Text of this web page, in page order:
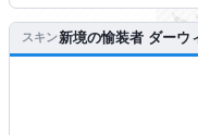
スキン新境の愉装者 ダーウ